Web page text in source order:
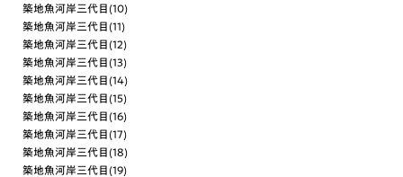
築地魚河岸三代目(10)
築地魚河岸三代目(11)
築地魚河岸三代目(12)
築地魚河岸三代目(13)
築地魚河岸三代目(14)
築地魚河岸三代目(15)
築地魚河岸三代目(16)
築地魚河岸三代目(17)
築地魚河岸三代目(18)
築地魚河岸三代目(19)